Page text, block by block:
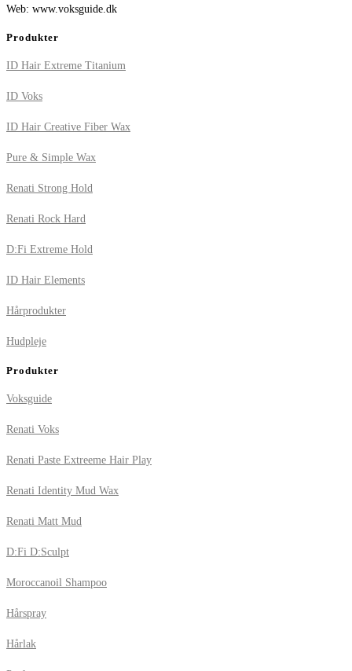
Web: www.voksguide.dk
Produkter
ID Hair Extreme Titanium
ID Voks
ID Hair Creative Fiber Wax
Pure & Simple Wax
Renati Strong Hold
Renati Rock Hard
D:Fi Extreme Hold
ID Hair Elements
Hårprodukter
Hudpleje
Produkter
Voksguide
Renati Voks
Renati Paste Extreeme Hair Play
Renati Identity Mud Wax
Renati Matt Mud
D:Fi D:Sculpt
Moroccanoil Shampoo
Hårspray
Hårlak